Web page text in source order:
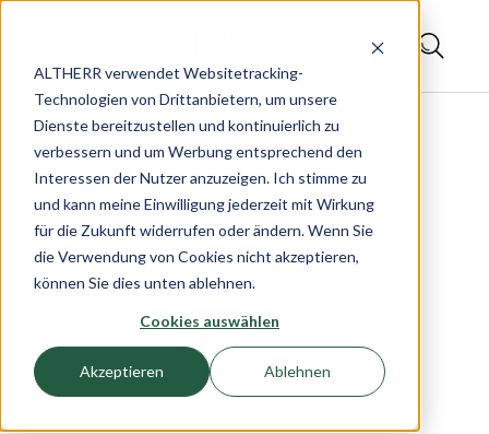
ALTHERR verwendet Websitetracking-
Technologien von Drittanbietern, um unsere
Dienste bereitzustellen und kontinuierlich zu
verbessern und um Werbung entsprechend den
Interessen der Nutzer anzuzeigen. Ich stimme zu
und kann meine Einwilligung jederzeit mit Wirkung
für die Zukunft widerrufen oder ändern. Wenn Sie
die Verwendung von Cookies nicht akzeptieren,
können Sie dies unten ablehnen.
Cookies auswählen
Akzeptieren Ablehnen